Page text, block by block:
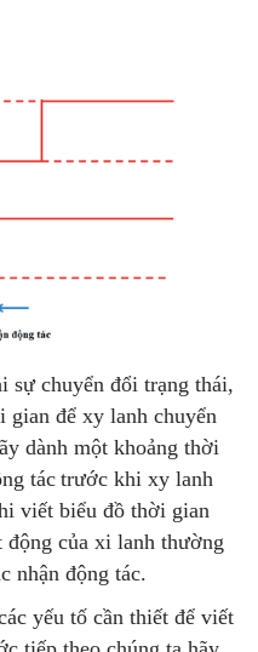
sự chuyển đổi trạng thái,
gian để xy lanh chuyển
dành một khoảng thời
tác trước khi xy lanh
viết biểu đồ thời gian
của xi lanh thường
nhận động tác.
yếu tố cần thiết để viết